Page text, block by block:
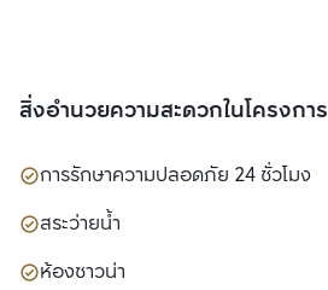
สิ่งอำนวยความสะดวกในโครงการ
การรักษาความปลอดภัย 24 ชั่วโมง
สระว่ายน้ำ
ห้องซาวน่า